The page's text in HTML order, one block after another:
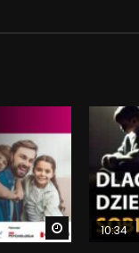
Watch Later
10:34